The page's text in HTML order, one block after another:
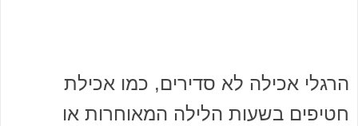
הרגלי אכילה לא סדירים, כמו אכילת
חטיפים בשעות הלילה המאוחרות או